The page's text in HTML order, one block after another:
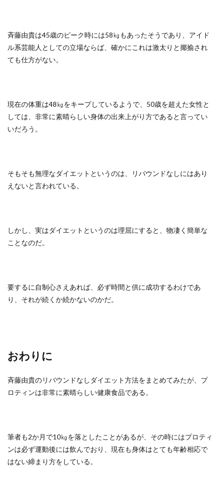
斉藤由貴は45歳のピーク時には58㎏もあったそうであり、アイド
ル系芸能人としての立場ならば、確かにこれは激太りと揶揄され
ても仕方がない。
現在の体重は48㎏をキープしているようで、50歳を超えた女性と
しては、非常に素晴らしい身体の出来上がり方であると言ってい
いだろう。
そもそも無理なダイエットというのは、リバウンドなしにはあり
えないと言われている。
しかし、実はダイエットというのは理屈にすると、物凄く簡単な
ことなのだ。
要するに自制心さえあれば、必ず時間と供に成功するわけであ
り、それが続くか続かないのかだ。
おわりに
斉藤由貴のリバウンドなしダイエット方法をまとめてみたが、プ
ロティンは非常に素晴らしい健康食品である。
筆者も2か月で10㎏を落としたことがあるが、その時にはプロティ
ンは必ず運動後には飲んでおり、現在も身体はとても年齢相応で
はない締まり方をしている。